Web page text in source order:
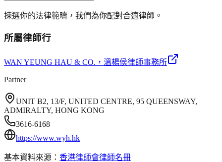
揀選你的法律範疇，我們為你配對合適律師。
所屬律師行
WAN YEUNG HAU & CO. ，溫楊侯律師事務所
Partner
UNIT B2, 13/F, UNITED CENTRE, 95 QUEENSWAY,
ADMIRALTY, HONG KONG
3616-6168
https://www.wyh.hk
基本資料來源： 香港律師會律師名冊